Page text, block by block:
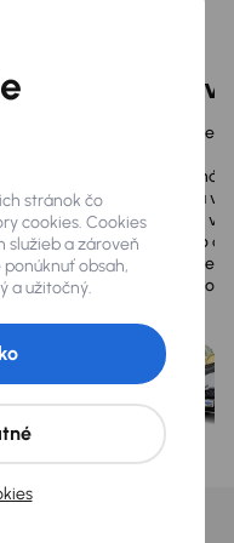
Výkup
Výhodne
Zľavnená
dvoch a
Peniaze
jedného
k vám do
stránok čo
cookies. Cookies
služieb a zároveň
obsah,
a užitočný.